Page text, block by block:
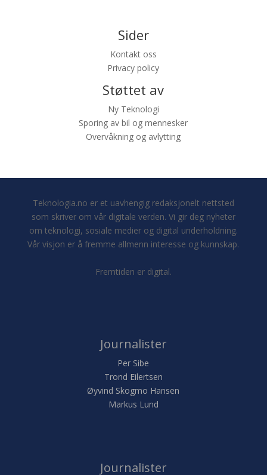
Sider
Kontakt oss
Privacy policy
Støttet av
Ny Teknologi
Sporing av bil og mennesker
Overvåkning og avlytting
Teknologia.no er et uavhengig redaksjonelt nettsted
som skriver om vår digitale verden. Vi gir deg nyheter
om teknologi, sosiale medier og digital underholdning.
Vår visjon er å fremme allmenn interesse og kunnskap.
Fremtiden er digital.
Journalister
Per Sibe
Trond Eilertsen
Øyvind Skogmo Hansen
Markus Lund
Journalister